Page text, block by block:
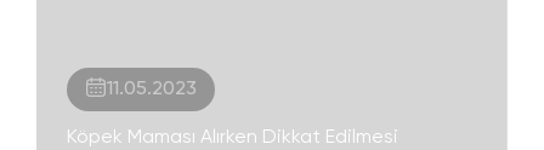
11.05.2023
Köpek Maması Alırken Dikkat Edilmesi